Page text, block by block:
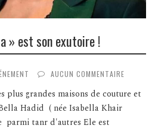
» est son exutoire !
AUCUN COMMENTAIRE
plus grandes maisons de couture et
Hadid ( née Isabella Khair
parmi tanr d'autres Ele est